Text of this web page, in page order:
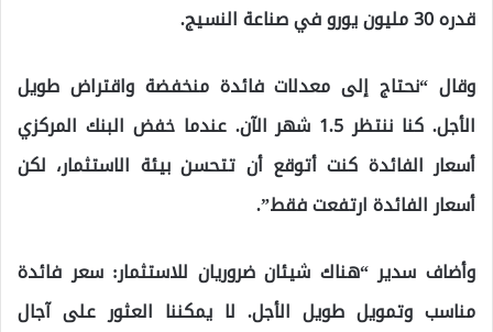
قدره 30 مليون يورو في صناعة النسيج.
وقال “نحتاج إلى معدلات فائدة منخفضة واقتراض طويل
الأجل. كنا ننتظر 1.5 شهر الآن. عندما خفض البنك المركزي
أسعار الفائدة كنت أتوقع أن تتحسن بيئة الاستثمار، لكن
أسعار الفائدة ارتفعت فقط”.
وأضاف سدير “هناك شيئان ضروريان للاستثمار: سعر فائدة
مناسب وتمويل طويل الأجل. لا يمكننا العثور على آجال